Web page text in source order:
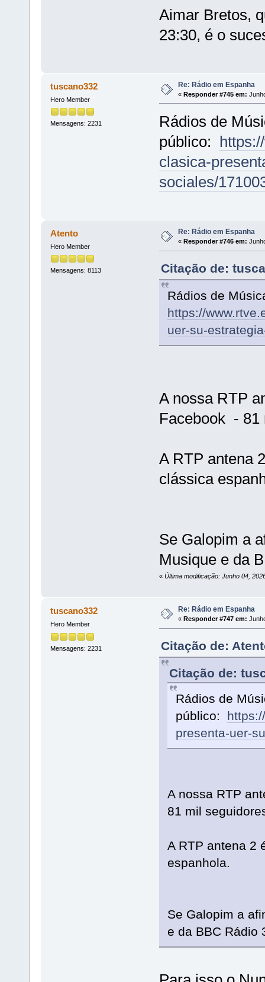
Aimar Bretos,
23:30, é o
tuscano332
Hero Member
Mensagens: 2231
Re: Rádio em Espanha
« Responder #745 em:
Rádios de
público:
clasica-
sociales/
Atento
Hero Member
Mensagens: 8113
Re: Rádio em Espanha
« Responder #746 em:
Citação de:
Rádios de
https://
uer-su-
A nossa RTP
Facebook - 81
A RTP antena
clássica
Se Galopim a
Musique e da
« Última modificação: Junho 04,
tuscano332
Hero Member
Mensagens: 2231
Re: Rádio em Espanha
« Responder #747 em:
Citação de:
Citação de:
Rádios de
público:
presenta-uer-
A nossa RTP
81 mil
A RTP antena 2
espanhola.
Se Galopim a
e da BBC Rádio